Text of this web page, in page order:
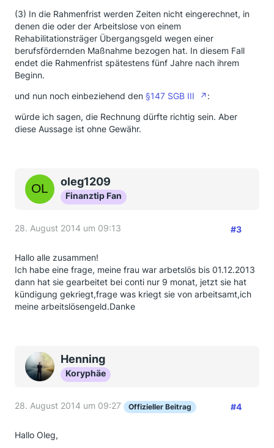
(3) In die Rahmenfrist werden Zeiten nicht eingerechnet, in
denen die oder der Arbeitslose von einem
Rehabilitationsträger Übergangsgeld wegen einer
berufsfördernden Maßnahme bezogen hat. In diesem Fall
endet die Rahmenfrist spätestens fünf Jahre nach ihrem
Beginn.
und nun noch einbeziehend den §147 SGB III
:
würde ich sagen, die Rechnung dürfte richtig sein. Aber
diese Aussage ist ohne Gewähr.
oleg1209
Finanztip Fan
28. August 2014 um 09:13 #3
Hallo alle zusammen!
Ich habe eine frage, meine frau war arbetslös bis 01.12.2013
dann hat sie gearbeitet bei conti nur 9 monat, jetzt sie hat
kündigung gekriegt,frage was kriegt sie von arbeitsamt,ich
meine arbeitslösengeld.Danke
Henning
Koryphäe
28. August 2014 um 09:27 Offizieller Beitrag #4
Hallo Oleg,